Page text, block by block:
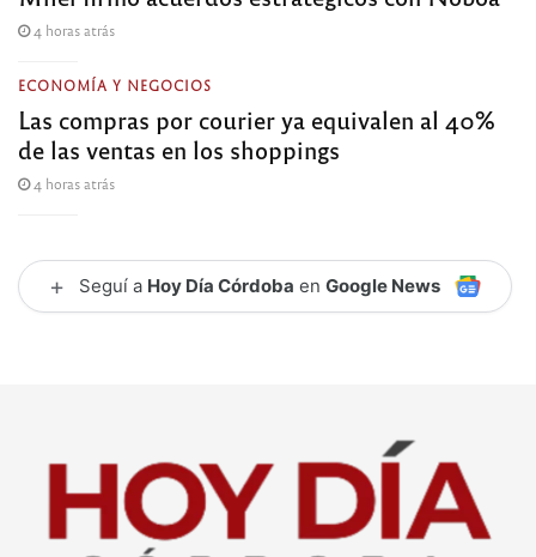
4 horas atrás
ECONOMÍA Y NEGOCIOS
Las compras por courier ya equivalen al 40%
de las ventas en los shoppings
4 horas atrás
+ Seguí a Hoy Día Córdoba en Google News